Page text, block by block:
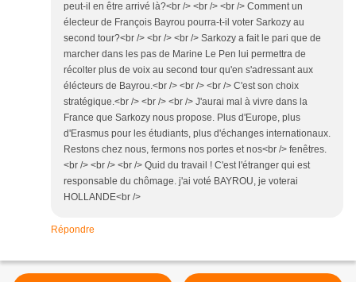
peut-il en être arrivé là?<br /> <br /> <br /> Comment un
électeur de François Bayrou pourra-t-il voter Sarkozy au
second tour?<br /> <br /> <br /> Sarkozy a fait le pari que de
marcher dans les pas de Marine Le Pen lui permettra de
récolter plus de voix au second tour qu'en s'adressant aux
élécteurs de Bayrou.<br /> <br /> <br /> C'est son choix
stratégique.<br /> <br /> <br /> J'aurai mal à vivre dans la
France que Sarkozy nous propose. Plus d'Europe, plus
d'Erasmus pour les étudiants, plus d'échanges internationaux.
Restons chez nous, fermons nos portes et nos<br /> fenêtres.
<br /> <br /> <br /> Quid du travail ! C'est l'étranger qui est
responsable du chômage. j'ai voté BAYROU, je voterai
HOLLANDE<br />
Répondre